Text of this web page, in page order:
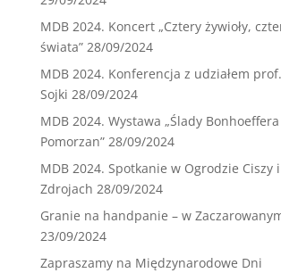
MDB 2024. Koncert „Cztery żywioły,
świata” 28/09/2024
MDB 2024. Konferencja z udziałem
Sojki 28/09/2024
MDB 2024. Wystawa „Ślady
Pomorzan” 28/09/2024
MDB 2024. Spotkanie w Ogrodzie Ciszy
Zdrojach 28/09/2024
Granie na handpanie – w
23/09/2024
Zapraszamy na Międzynarodowe Dni